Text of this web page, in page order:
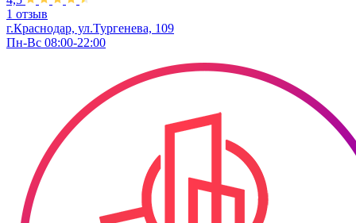
1 отзыв
г.Краснодар, ул.Тургенева, 109
Пн-Вс 08:00-22:00